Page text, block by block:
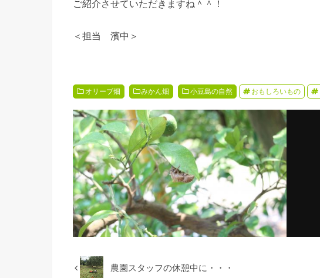
ご紹介させていただきますね＾＾！
＜担当 濱中＞
オリーブ畑 みかん畑 小豆島の自然 おもしろいもの
農園スタッフの休憩中に・・・